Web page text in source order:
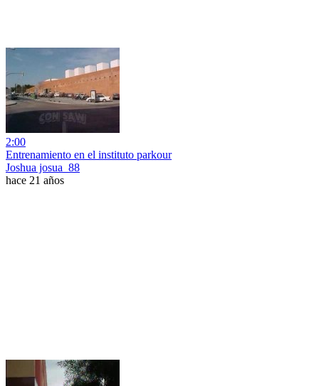
2:00
Entrenamiento en el instituto parkour
Joshua josua_88
hace 21 años